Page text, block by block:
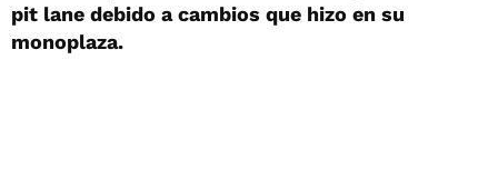
pit lane debido a cambios que hizo en su
monoplaza.